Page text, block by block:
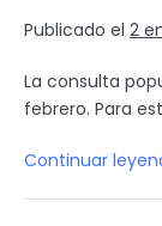
Publicado el 2
La consulta
febrero. Para
Continuar